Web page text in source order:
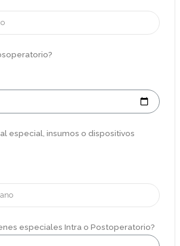
especial, insumos o dispositivos
especiales Intra o Postoperatorio?